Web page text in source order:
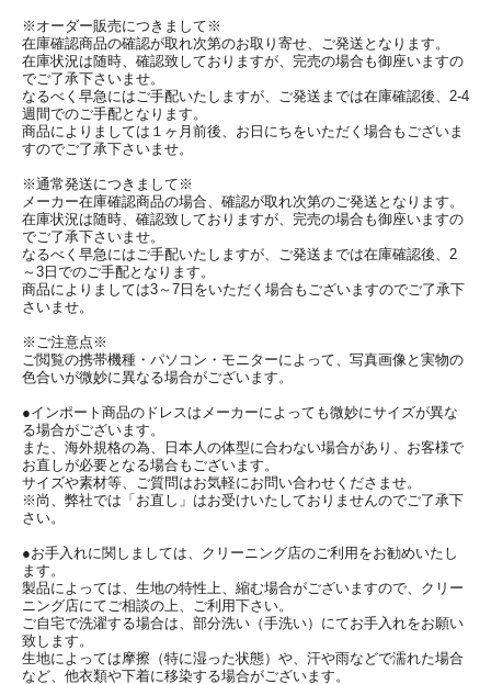
※オーダー販売につきまして※
在庫確認商品の確認が取れ次第のお取り寄せ、ご発送となります。
在庫状況は随時、確認致しておりますが、完売の場合も御座いますの
でご了承下さいませ。
なるべく早急にはご手配いたしますが、ご発送までは在庫確認後、2-4
週間でのご手配となります。
商品によりましては１ヶ月前後、お日にちをいただく場合もございま
すのでご了承下さいませ。
※通常発送につきまして※
メーカー在庫確認商品の場合、確認が取れ次第のご発送となります。
在庫状況は随時、確認致しておりますが、完売の場合も御座いますの
でご了承下さいませ。
なるべく早急にはご手配いたしますが、ご発送までは在庫確認後、2
～3日でのご手配となります。
商品によりましては3～7日をいただく場合もございますのでご了承下
さいませ。
※ご注意点※
ご閲覧の携帯機種・パソコン・モニターによって、写真画像と実物の
色合いが微妙に異なる場合がございます。
●インポート商品のドレスはメーカーによっても微妙にサイズが異な
る場合がございます。
また、海外規格の為、日本人の体型に合わない場合があり、お客様で
お直しが必要となる場合もございます。
サイズや素材等、ご質問はお気軽にお問い合わせくださませ。
※尚、弊社では「お直し」はお受けいたしておりませんのでご了承下
さい。
●お手入れに関しましては、クリーニング店のご利用をお勧めいたし
ます。
製品によっては、生地の特性上、縮む場合がございますので、クリー
ニング店にてご相談の上、ご利用下さい。
ご自宅で洗濯する場合は、部分洗い（手洗い）にてお手入れをお願い
致します。
生地によっては摩擦（特に湿った状態）や、汗や雨などで濡れた場合
など、他衣類や下着に移染する場合がございます。